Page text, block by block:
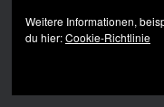
Weitere Informationen,
du hier:Cookie-Richtlinie